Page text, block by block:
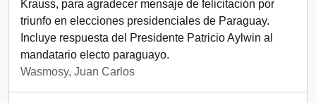
Krauss, para agradecer mensaje de felicitación por
triunfo en elecciones presidenciales de Paraguay.
Incluye respuesta del Presidente Patricio Aylwin al
mandatario electo paraguayo.
Wasmosy, Juan Carlos